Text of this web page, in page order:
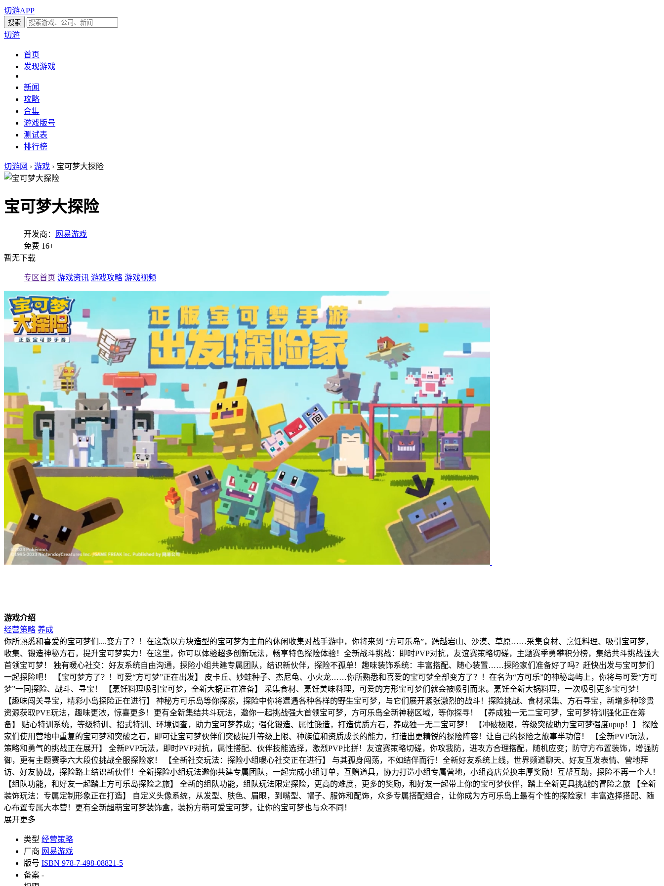
切游APP
切游
首页
发现游戏
新闻
攻略
合集
游戏版号
测试表
排行榜
切游网 › 游戏 › 宝可梦大探险
宝可梦大探险
开发商：
网易游戏
免费 16+
暂无下载
专区首页 游戏资讯 游戏攻略 游戏视频
游戏介绍
经营策略 养成
你所熟悉和喜爱的宝可梦们....变方了？！在这款以方块造型的宝可梦为主角的休闲收集对战手游中，你将来到 “方可乐岛”，跨越岩山、沙漠、草原……采集食材、烹饪料理、吸引宝可梦，
收集、锻造神秘方石，提升宝可梦实力！在这里，你可以体验超多创新玩法，畅享特色探险体验！全新战斗挑战：即时PVP对抗，友谊赛策略切磋，主题赛季勇攀积分榜，集结共斗挑战强大
首领宝可梦！ 独有暖心社交：好友系统自由沟通，探险小组共建专属团队，结识新伙伴，探险不孤单！趣味装饰系统：丰富搭配、随心装置……探险家们准备好了吗？赶快出发与宝可梦们
一起探险吧！ 【宝可梦方了？！可爱“方可梦”正在出发】 皮卡丘、妙蛙种子、杰尼龟、小火龙……你所熟悉和喜爱的宝可梦全部变方了？！在名为“方可乐”的神秘岛屿上，你将与可爱“方可
梦”一同探险、战斗、寻宝！ 【烹饪料理吸引宝可梦，全新大锅正在准备】 采集食材、烹饪美味料理，可爱的方形宝可梦们就会被吸引而来。烹饪全新大锅料理，一次吸引更多宝可梦！
【趣味闯关寻宝，精彩小岛探险正在进行】 神秘方可乐岛等你探索，探险中你将遭遇各种各样的野生宝可梦，与它们展开紧张激烈的战斗！探险挑战、食材采集、方石寻宝，新增多种珍贵
资源获取PVE玩法，趣味更浓，惊喜更多！更有全新集结共斗玩法，邀你一起挑战强大首领宝可梦，方可乐岛全新神秘区域，等你探寻！ 【养成独一无二宝可梦，宝可梦特训强化正在筹
备】 贴心特训系统，等级特训、招式特训、环境调查，助力宝可梦养成；强化锻造、属性锻造，打造优质方石，养成独一无二宝可梦！ 【冲破极限，等级突破助力宝可梦强度upup！】 探险
家们使用营地中重复的宝可梦和突破之石，即可让宝可梦伙伴们突破提升等级上限、种族值和资质成长的能力，打造出更精锐的探险阵容！让自己的探险之旅事半功倍！ 【全新PVP玩法，
策略和勇气的挑战正在展开】 全新PVP玩法，即时PVP对抗，属性搭配、伙伴技能选择，激烈PVP比拼！友谊赛策略切磋，你攻我防，进攻方合理搭配，随机应变；防守方布置装饰，增强防
御，更有主题赛季六大段位挑战全服探险家！ 【全新社交玩法：探险小组暖心社交正在进行】 与其孤身闯荡，不如结伴而行！全新好友系统上线，世界频道聊天、好友互发表情、营地拜
访、好友协战，探险路上结识新伙伴！全新探险小组玩法邀你共建专属团队，一起完成小组订单，互赠道具，协力打造小组专属营地，小组商店兑换丰厚奖励！互帮互助，探险不再一个人！
【组队功能，和好友一起踏上方可乐岛探险之旅】 全新的组队功能，组队玩法限定探险，更高的难度，更多的奖励，和好友一起带上你的宝可梦伙伴，踏上全新更具挑战的冒险之旅 【全新
装饰玩法：专属定制形象正在打造】 自定义头像系统，从发型、肤色、眉眼，到嘴型、帽子、服饰和配饰，众多专属搭配组合，让你成为方可乐岛上最有个性的探险家！丰富选择搭配、随
心布置专属大本营！更有全新超萌宝可梦装饰盒，装扮方萌可爱宝可梦，让你的宝可梦也与众不同！
展开更多
类型 经营策略
厂商 网易游戏
版号 ISBN 978-7-498-08821-5
备案 -